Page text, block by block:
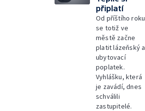
připlatí
Od příštího roku
se totiž ve
městě začne
platit lázeňský a
ubytovací
poplatek.
Vyhlášku, která
je zavádí, dnes
schválili
zastupitelé.